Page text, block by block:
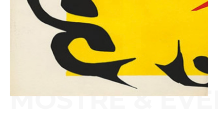
MOSTRE &